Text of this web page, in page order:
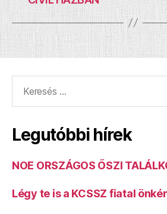
Legutóbbi hírek
NOE ORSZÁGOS ŐSZI
Légy te is a KCSSZ fiatal